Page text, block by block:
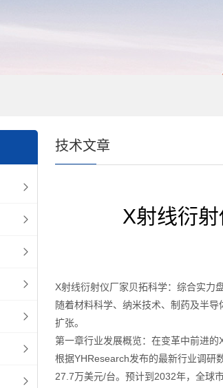
技术文章
X射线衍
X射线衍射仪厂家贝拓科学：综合实力
随着材料科学、纳米技术、制药及半
扩张。
第一章行业发展概览：在变革中前进的
根据YHResearch发布的最新行业调研
27.7万美元/台。预计到2032年，全球